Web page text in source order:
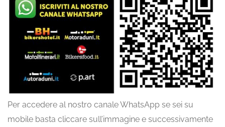
Per accedere al nostro canale WhatsApp se sei su
mobile basta cliccare sull’immagine e successivamente